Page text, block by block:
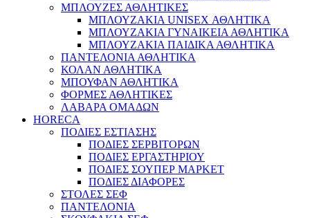
ΜΠΛΟΥΖΕΣ ΑΘΛΗΤΙΚΕΣ
ΜΠΛΟΥΖΑΚΙΑ UNISEX ΑΘΛΗΤΙΚΑ
ΜΠΛΟΥΖΑΚΙΑ ΓΥΝΑΙΚΕΙΑ ΑΘΛΗΤΙΚΑ
ΜΠΛΟΥΖΑΚΙΑ ΠΑΙΔΙΚΑ ΑΘΛΗΤΙΚΑ
ΠΑΝΤΕΛΟΝΙΑ ΑΘΛΗΤΙΚΑ
ΚΟΛΑΝ ΑΘΛΗΤΙΚΑ
ΜΠΟΥΦΑΝ ΑΘΛΗΤΙΚΑ
ΦΟΡΜΕΣ ΑΘΛΗΤΙΚΕΣ
ΛΑΒΑΡΑ ΟΜΑΔΩΝ
HORECA
ΠΟΔΙΕΣ ΕΣΤΙΑΣΗΣ
ΠΟΔΙΕΣ ΣΕΡΒΙΤΟΡΩΝ
ΠΟΔΙΕΣ ΕΡΓΑΣΤΗΡΙΟΥ
ΠΟΔΙΕΣ ΣΟΥΠΕΡ ΜΑΡΚΕΤ
ΠΟΔΙΕΣ ΔΙΑΦΟΡΕΣ
ΣΤΟΛΕΣ ΣΕΦ
ΠΑΝΤΕΛΟΝΙΑ